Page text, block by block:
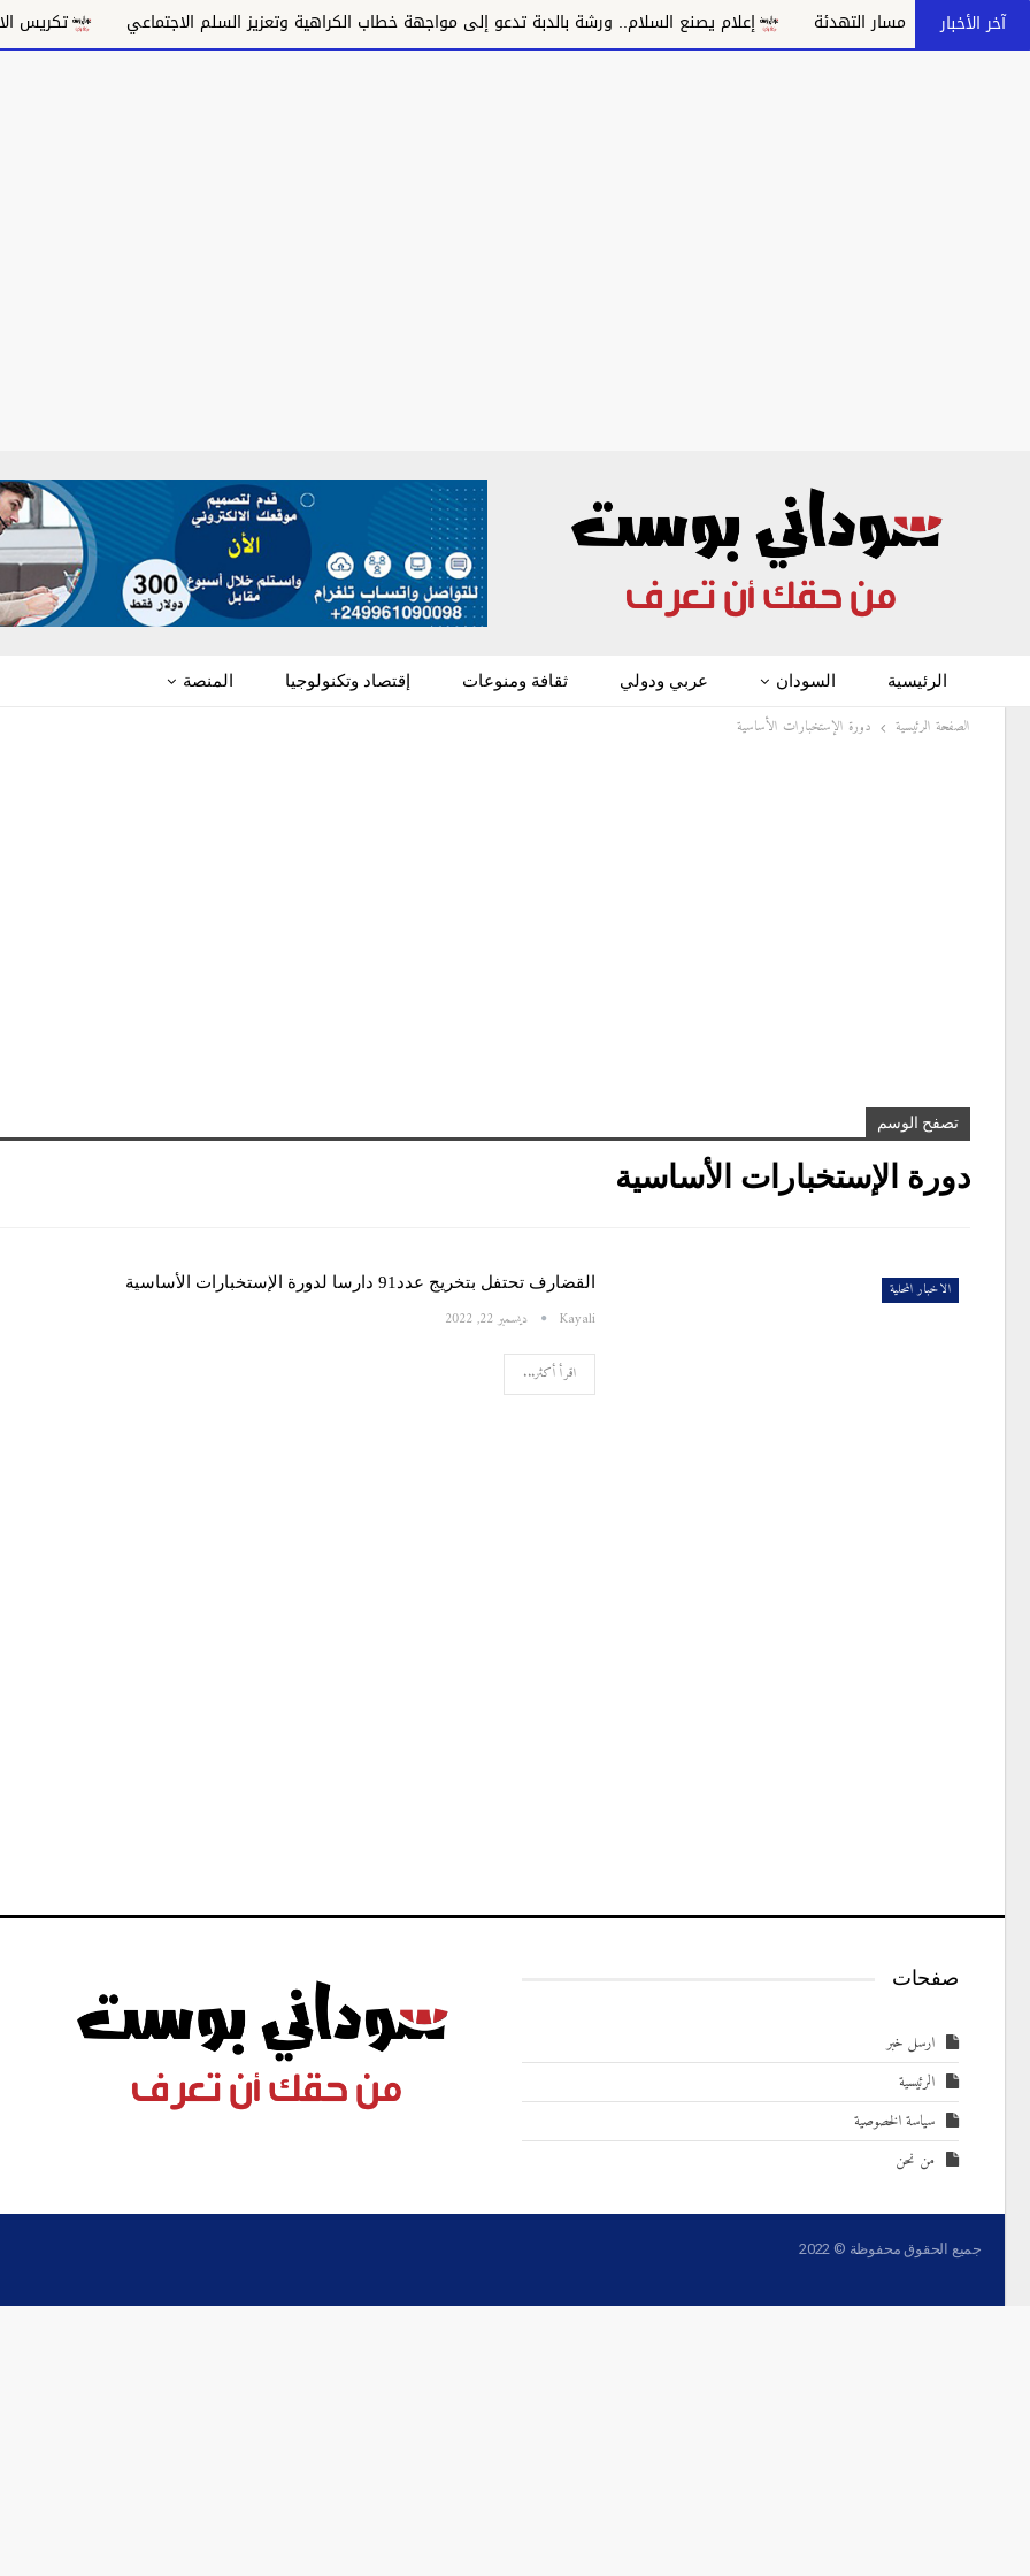
آخر الأخبار
بانهيار مسار التهدئة إعلام يصنع السلام.. ورشة بالدبة تدعو إلى مواجهة خطاب الكراهية وتعزيز السلم الاجتماعي تكريس
الرئيسية السودان عربي ودولي ثقافة ومنوعات إقتصاد وتكنولوجيا المنصة
الصفحة الرئيسية دورة الإستخبارات الأساسية
تصفح الوسم
دورة الإستخبارات الأساسية
الاخبار المحلية القضارف تحتفل بتخريج عدد91 دارسا لدورة الإستخبارات الأساسية
Kayali ديسمبر 22, 2022
اقرأ أكثر...
صفحات
ارسل خبر
الرئيسية
سياسة الخصوصية
من نحن
جميع الحقوق محفوظة © 2022